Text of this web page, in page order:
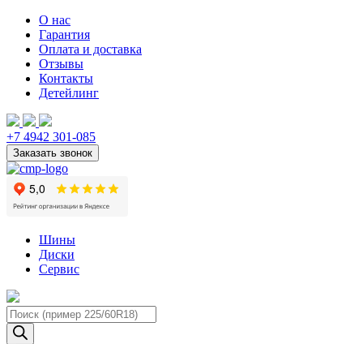
О нас
Гарантия
Оплата и доставка
Отзывы
Контакты
Детейлинг
+7 4942 301-085
Шины
Диски
Сервис
Поиск
товаров